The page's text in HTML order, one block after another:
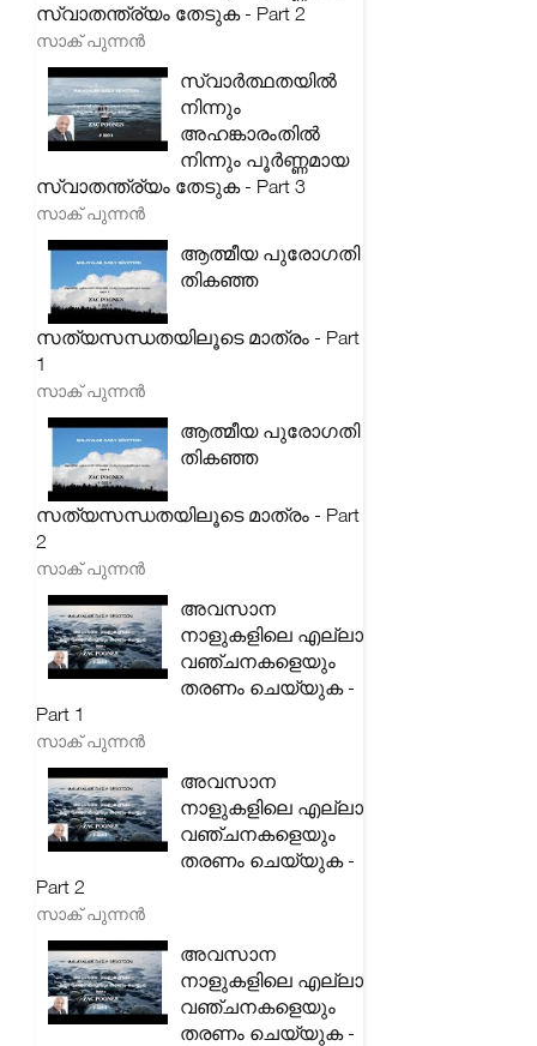
സ്വാതന്ത്ര്യം തേടുക - Part 2
സാക് പുന്നൻ
സ്വാർത്ഥതയിൽ
നിന്നും
അഹങ്കാരംതിൽ
നിന്നും പൂർണ്ണമായ
സ്വാതന്ത്ര്യം തേടുക - Part 3
സാക് പുന്നൻ
ആത്മീയ പുരോഗതി
തികഞ്ഞ
സത്യസന്ധതയിലൂടെ മാത്രം - Part
1
സാക് പുന്നൻ
ആത്മീയ പുരോഗതി
തികഞ്ഞ
സത്യസന്ധതയിലൂടെ മാത്രം - Part
2
സാക് പുന്നൻ
അവസാന
നാളുകളിലെ എല്ലാ
വഞ്ചനകളെയും
തരണം ചെയ്യുക -
Part 1
സാക് പുന്നൻ
അവസാന
നാളുകളിലെ എല്ലാ
വഞ്ചനകളെയും
തരണം ചെയ്യുക -
Part 2
സാക് പുന്നൻ
അവസാന
നാളുകളിലെ എല്ലാ
വഞ്ചനകളെയും
തരണം ചെയ്യുക -